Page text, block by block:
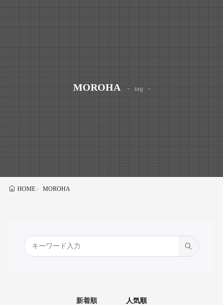
MOROHA tag
HOME MOROHA
新着順 人気順